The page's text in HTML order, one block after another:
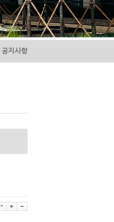
공지사항